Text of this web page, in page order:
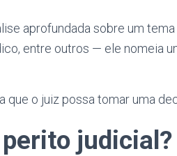
aprofundada sobre um
entre outros — ele nomeia
que o juiz possa tomar uma
judicial?